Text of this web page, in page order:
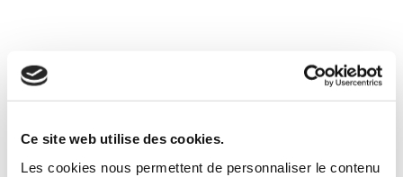
Ce site web utilise des cookies.
Les cookies nous permettent de personnaliser le contenu
Golf